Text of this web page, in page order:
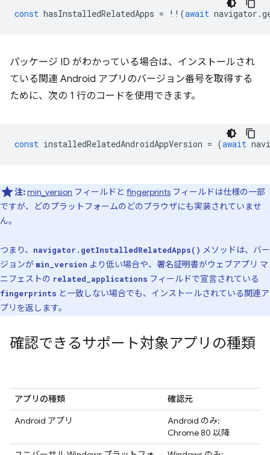
const hasInstalledRelatedApps = !! (await navigator .
パッケージ ID がわかっている場合は、インストールされ
ている関連 Android アプリのバージョン番号を取得する
ために、次の 1 行のコードを使用できます。
const installedRelatedAndroidAppVersion = (await
注:min_version フィールドと fingerprints フィールドは仕様の一部
ですが、どのプラットフォームのどのブラウザにも実装されていませ
ん。
つまり、 navigator.getInstalledRelatedApps() メソッドは、バー
ジョンが min_version より低い場合や、署名証明書がウェブアプリ マ
ニフェストの related_applications フィールドで宣言されている
fingerprints と一致しない場合でも、インストールされている関連ア
プリを返します。
確認できるサポート対象アプリの種類
アプリの種類
確認元
Android アプリ
Android のみ:
Chrome 80 以降